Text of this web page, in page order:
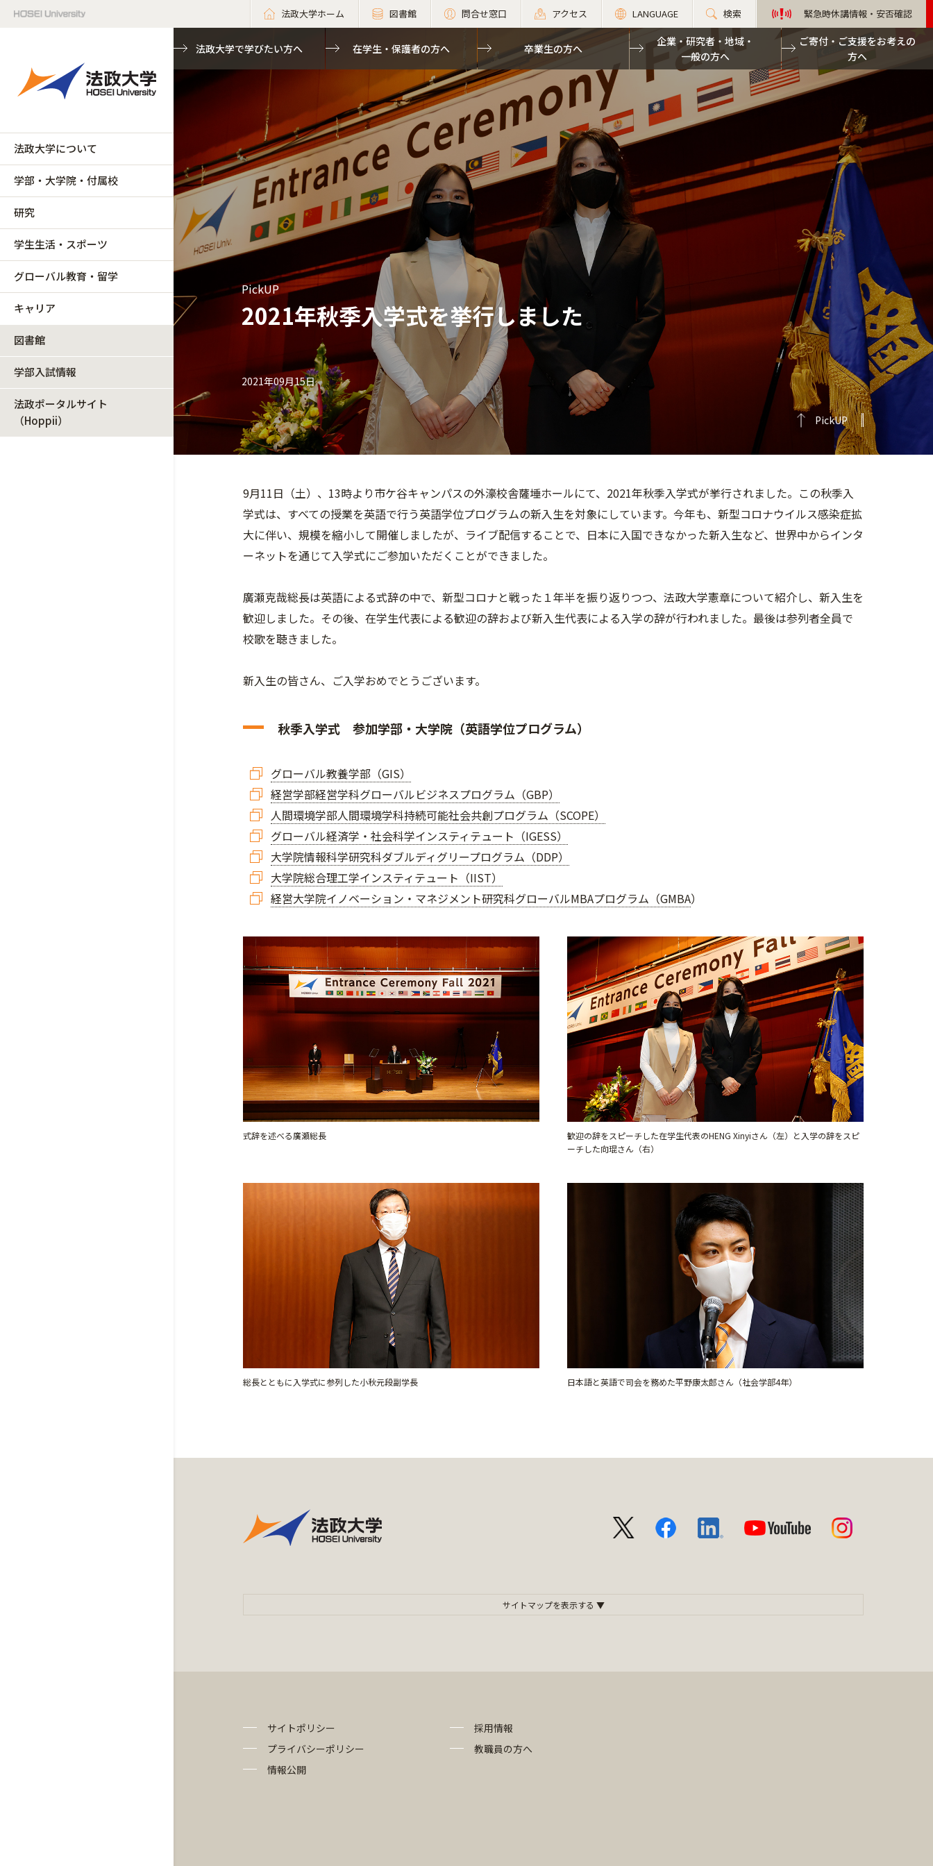
法政大学ホーム 図書館 問合せ窓口 アクセス LANGUAGE 検索 緊急時休講情報・安否確認
法政大学について
学部・大学院・付属校
研究
学生生活・スポーツ
グローバル教育・留学
キャリア
図書館
学部入試情報
法政ポータルサイト
（Hoppii）
法政大学で学びたい方へ 在学生・保護者の方へ 卒業生の方へ
企業・研究者・地域・
一般の方へ
ご寄付・ご支援をお考えの
方へ
PickUP
2021年秋季入学式を挙行しました
2021年09月15日
PickUP
9月11日（土）、13時より市ケ谷キャンパスの外濠校舎薩埵ホールにて、2021年秋季入学式が挙行されました。この秋季入
学式は、すべての授業を英語で行う英語学位プログラムの新入生を対象にしています。今年も、新型コロナウイルス感染症拡
大に伴い、規模を縮小して開催しましたが、ライブ配信することで、日本に入国できなかった新入生など、世界中からインタ
ーネットを通じて入学式にご参加いただくことができました。
廣瀬克哉総長は英語による式辞の中で、新型コロナと戦った１年半を振り返りつつ、法政大学憲章について紹介し、新入生を
歓迎しました。その後、在学生代表による歓迎の辞および新入生代表による入学の辞が行われました。最後は参列者全員で
校歌を聴きました。
新入生の皆さん、ご入学おめでとうございます。
秋季入学式 参加学部・大学院（英語学位プログラム）
グローバル教養学部（GIS）
経営学部経営学科グローバルビジネスプログラム（GBP）
人間環境学部人間環境学科持続可能社会共創プログラム（SCOPE）
グローバル経済学・社会科学インスティテュート（IGESS）
大学院情報科学研究科ダブルディグリープログラム（DDP）
大学院総合理工学インスティテュート（IIST）
経営大学院イノベーション・マネジメント研究科グローバルMBAプログラム（GMBA）
式辞を述べる廣瀬総長
歓迎の辞をスピーチした在学生代表のHENG Xinyiさん（左）と入学の辞をスピ
ーチした向琨さん（右）
総長とともに入学式に参列した小秋元段副学長 日本語と英語で司会を務めた平野康太郎さん（社会学部4年）
サイトポリシー
プライバシーポリシー
情報公開
採用情報
教職員の方へ